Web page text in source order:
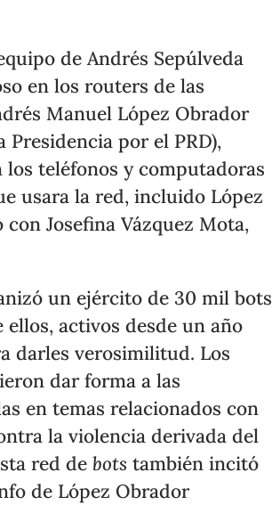
de Andrés Sepúlveda
en los routers de las
Manuel López Obrador
Presidencia por el PRD),
teléfonos y computadoras
usara la red, incluido López
Josefina Vázquez Mota,
un ejército de 30 mil bots
activos desde un año
darles verosimilitud. Los
dar forma a las
en temas relacionados con
la violencia derivada del
red debots también incitó
de López Obrador